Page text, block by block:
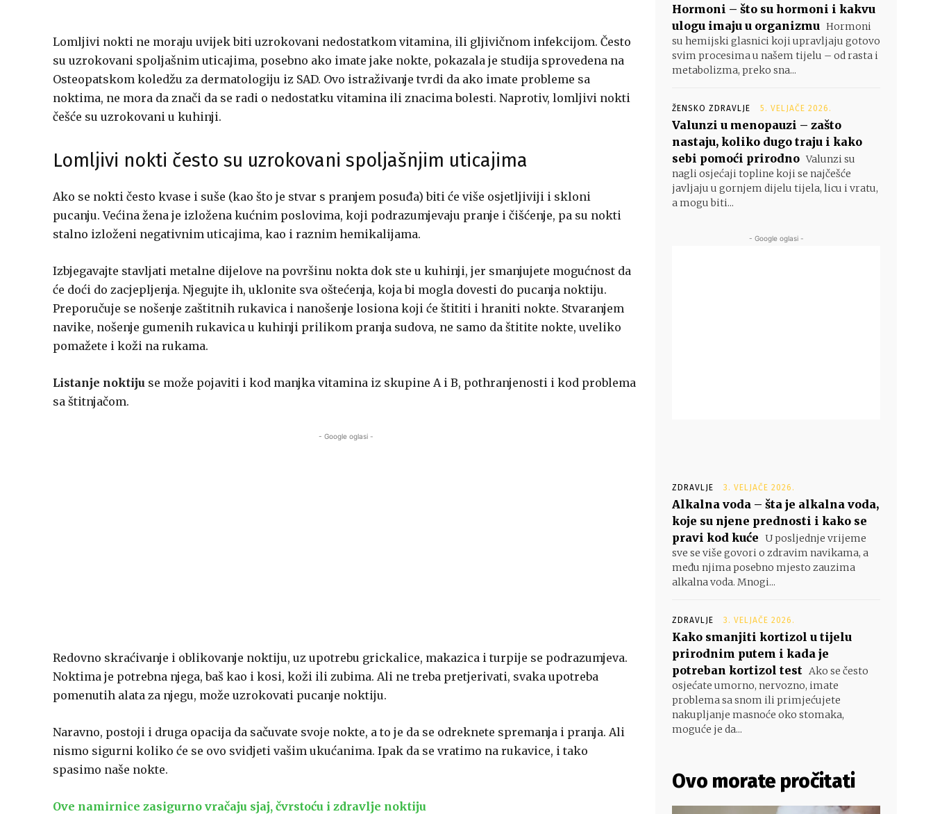
Lomljivi nokti ne moraju uvijek biti uzrokovani nedostatkom vitamina, ili gljivičnom infekcijom. Često
su uzrokovani spoljašnim uticajima, posebno ako imate jake nokte, pokazala je studija sprovedena na
Osteopatskom koledžu za dermatologiju iz SAD. Ovo istraživanje tvrdi da ako imate probleme sa
noktima, ne mora da znači da se radi o nedostatku vitamina ili znacima bolesti. Naprotiv, lomljivi nokti
češće su uzrokovani u kuhinji.
Lomljivi nokti često su uzrokovani spoljašnjim uticajima
Ako se nokti često kvase i suše (kao što je stvar s pranjem posuđa) biti će više osjetljiviji i skloni
pucanju. Većina žena je izložena kućnim poslovima, koji podrazumjevaju pranje i čišćenje, pa su nokti
stalno izloženi negativnim uticajima, kao i raznim hemikalijama.
Izbjegavajte stavljati metalne dijelove na površinu nokta dok ste u kuhinji, jer smanjujete mogućnost da
će doći do zacjepljenja. Njegujte ih, uklonite sva oštećenja, koja bi mogla dovesti do pucanja noktiju.
Preporučuje se nošenje zaštitnih rukavica i nanošenje losiona koji će štititi i hraniti nokte. Stvaranjem
navike, nošenje gumenih rukavica u kuhinji prilikom pranja sudova, ne samo da štitite nokte, uveliko
pomažete i koži na rukama.
Listanje noktiju se može pojaviti i kod manjka vitamina iz skupine A i B, pothranjenosti i kod problema
sa štitnjačom.
- Google oglasi -
Redovno skraćivanje i oblikovanje noktiju, uz upotrebu grickalice, makazica i turpije se podrazumjeva.
Noktima je potrebna njega, baš kao i kosi, koži ili zubima. Ali ne treba pretjerivati, svaka upotreba
pomenutih alata za njegu, može uzrokovati pucanje noktiju.
Naravno, postoji i druga opacija da sačuvate svoje nokte, a to je da se odreknete spremanja i pranja. Ali
nismo sigurni koliko će se ovo svidjeti vašim ukućanima. Ipak da se vratimo na rukavice, i tako
spasimo naše nokte.
Ove namirnice zasigurno vračaju sjaj, čvrstoću i zdravlje noktiju
Hormoni – što su hormoni i kakvu
ulogu imaju u organizmu Hormoni
su hemijski glasnici koji upravljaju gotovo
svim procesima u našem tijelu – od rasta i
metabolizma, preko sna...
ŽENSKO ZDRAVLJE 5. VELJAČE 2026.
Valunzi u menopauzi – zašto
nastaju, koliko dugo traju i kako
sebi pomoći prirodno Valunzi su
nagli osjećaji topline koji se najčešće
javljaju u gornjem dijelu tijela, licu i vratu,
a mogu biti...
- Google oglasi -
ZDRAVLJE 3. VELJAČE 2026.
Alkalna voda – šta je alkalna voda,
koje su njene prednosti i kako se
pravi kod kuće U posljednje vrijeme
sve se više govori o zdravim navikama, a
među njima posebno mjesto zauzima
alkalna voda. Mnogi...
ZDRAVLJE 3. VELJAČE 2026.
Kako smanjiti kortizol u tijelu
prirodnim putem i kada je
potreban kortizol test Ako se često
osjećate umorno, nervozno, imate
problema sa snom ili primjećujete
nakupljanje masnoće oko stomaka,
moguće je da...
Ovo morate pročitati